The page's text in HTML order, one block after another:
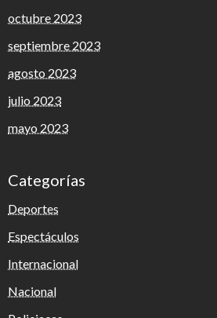
octubre 2023
septiembre 2023
agosto 2023
julio 2023
mayo 2023
Categorías
Deportes
Espectáculos
Internacional
Nacional